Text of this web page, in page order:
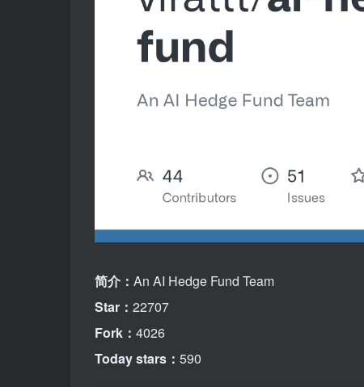
简介： An AI Hedge Fund Team
Star： 22707
Fork： 4026
Today stars： 590